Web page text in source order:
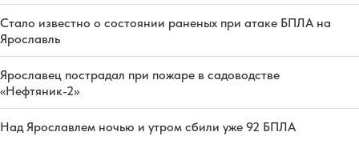
Стало известно о состоянии раненых при атаке БПЛА на
Ярославль
Ярославец пострадал при пожаре в садоводстве
«Нефтяник-2»
Над Ярославлем ночью и утром сбили уже 92 БПЛА